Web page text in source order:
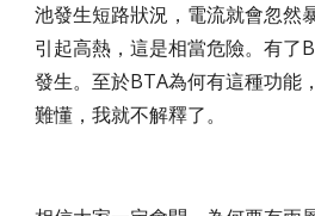
池發生短路狀況，電流就會忽然
引起高熱，這是相當危險。有了
發生。至於BTA為何有這種功能
難懂，我就不解釋了。